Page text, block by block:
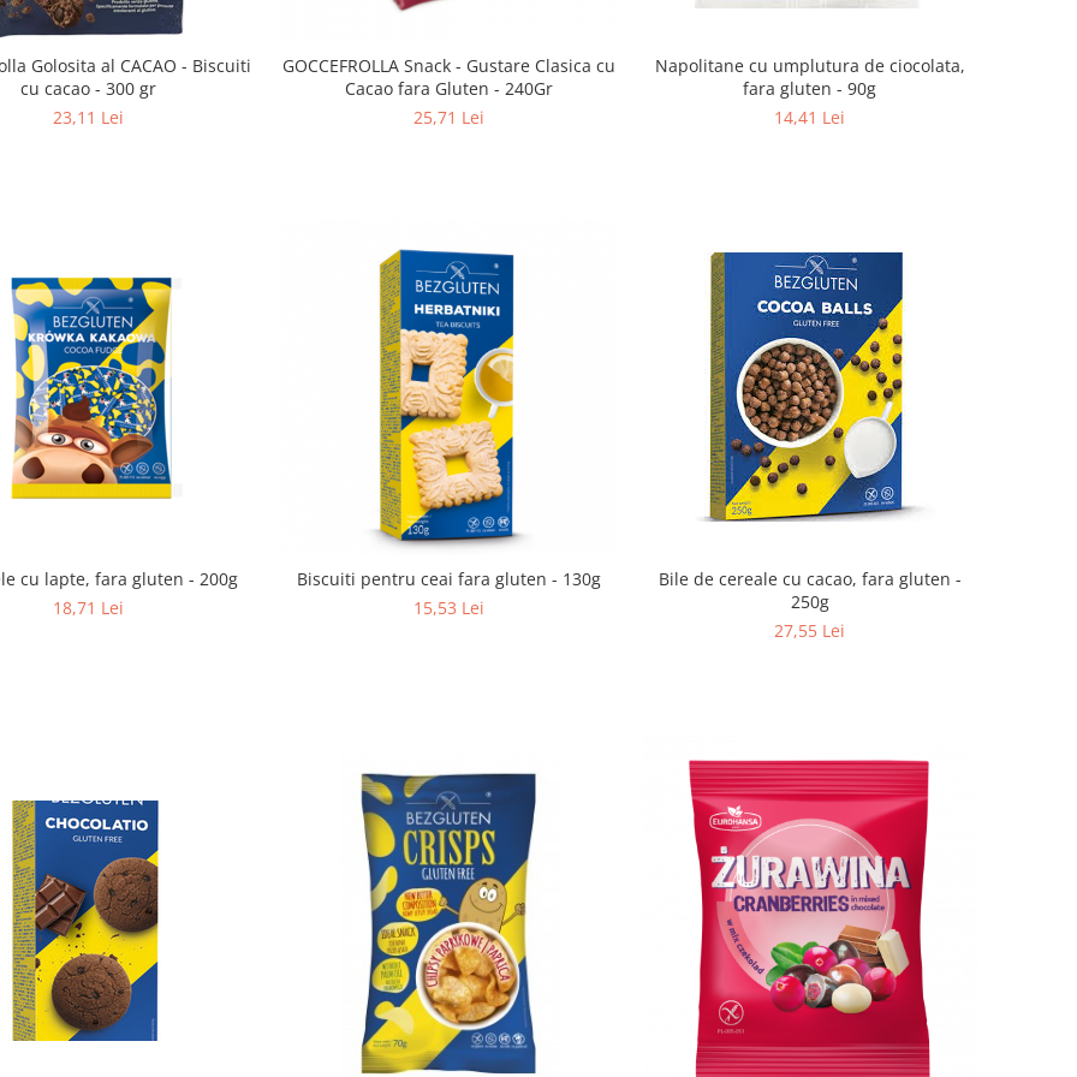
Golosita al CACAO - Biscuiti
cu cacao - 300 gr
23,11 Lei
GOCCEFROLLA Snack - Gustare Clasica cu
Cacao fara Gluten - 240Gr
25,71 Lei
Napolitane cu umplutura de ciocolata,
fara gluten - 90g
14,41 Lei
cu lapte, fara gluten - 200g
18,71 Lei
Biscuiti pentru ceai fara gluten - 130g
15,53 Lei
Bile de cereale cu cacao, fara gluten -
250g
27,55 Lei